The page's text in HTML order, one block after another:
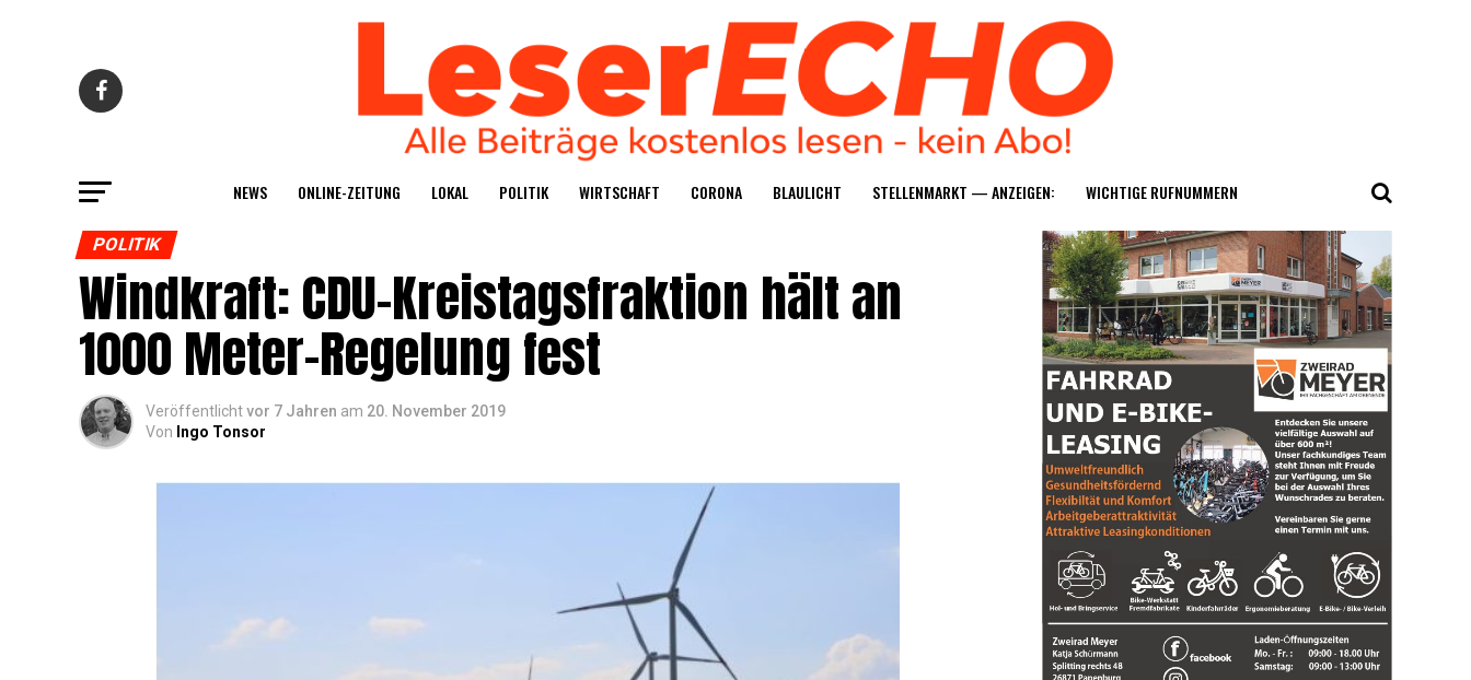
NEWS ONLINE-ZEI­TUNG LOKAL POLI­TIK WIRT­SCHAFT CORO­NA BLAU­LICHT STEL­LEN­MARKT — ANZEIGEN: WICH­TI­GE RUFNUMMERN
POLITIK
Wind­kraft: CDU-Kreis­tags­frak­ti­on hält an
1000 Meter-Rege­lung fest
Veröffentlichtvor 7 Jahren am 20. November 2019
Von Ingo Tonsor